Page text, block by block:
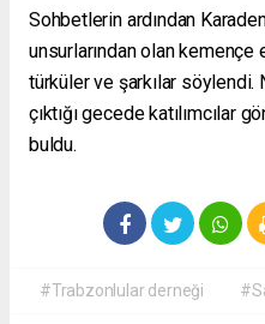
Sohbetlerin ardından
unsurlarından olan kemençe
türküler ve şarkılar
çıktığı gecede katılımcılar
buldu.
#Trabzonlular derneği